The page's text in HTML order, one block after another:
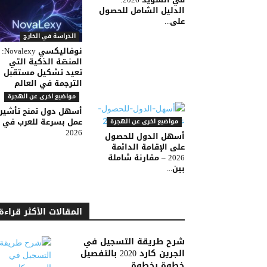
الدراسة في الخارج
نوفاليكسي Novalexy:
المنصّة الذكية التي
تعيد تشكيل مستقبل
الترجمة في العالم
الدليل الشامل للحصول
على...
مواضيع اخرى عن الهجرة
أسهل دول تمنح
عمل بسرعة للعرب في
2026
مواضيع اخرى عن الهجرة
أسهل الدول للحصول
على الإقامة الدائمة
2026 – مقارنة شاملة
بين...
المقالات الأكثر
شرح طريقة التسجيل في
الجرين كارد 2020 بالتفصيل